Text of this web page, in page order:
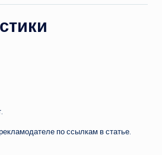
по ссылкам в статье.